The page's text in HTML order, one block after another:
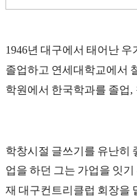
1946년 대구에서 태어난
졸업하고 연세대학교에서
학원에서 한국학과를 졸업,
학창시절 글쓰기를 유난히
업을 하던 그는 가업을 잇
재 대구컨트리클럽 회장을